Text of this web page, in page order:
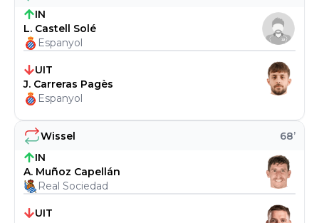
Wissel 68’
IN
A. Muñoz Capellán
Real Sociedad
UIT
IN
L. Castell Solé
Espanyol
UIT
J. Carreras Pagès
Espanyol